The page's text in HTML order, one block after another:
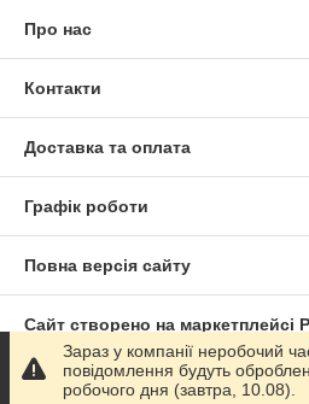
Про нас
Контакти
Доставка та оплата
Графік роботи
Повна версія сайту
Сайт створено на маркетплейсі
Політика конфіденційності
Зараз у компанії неробочий
повідомлення будуть
робочого дня (завтра, 10.08).